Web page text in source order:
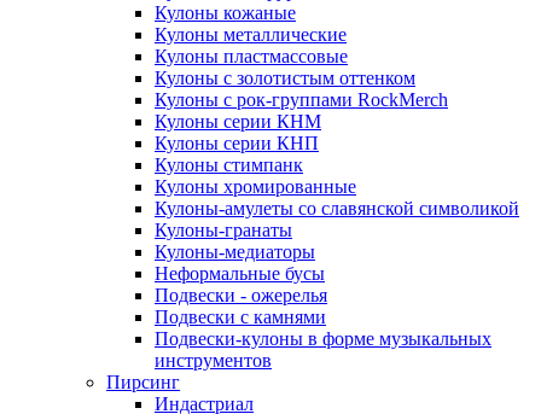
Кулоны кожаные
Кулоны металлические
Кулоны пластмассовые
Кулоны с золотистым оттенком
Кулоны с рок-группами RockMerch
Кулоны серии КНМ
Кулоны серии КНП
Кулоны стимпанк
Кулоны хромированные
Кулоны-амулеты со славянской символикой
Кулоны-гранаты
Кулоны-медиаторы
Неформальные бусы
Подвески - ожерелья
Подвески с камнями
Подвески-кулоны в форме музыкальных
инструментов
Пирсинг
Индастриал